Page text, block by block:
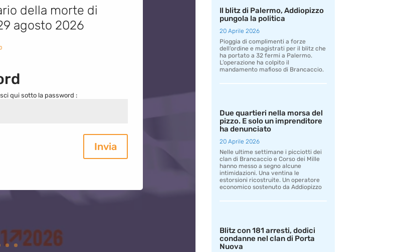
della morte di
agosto 2026
qui sotto la password :
Invia
Il blitz di Palermo, Addiopizzo
pungola la politica
20 Aprile 2026
Pioggia di complimenti a forze
dell’ordine e magistrati per il blitz che
ha portato a 32 fermi a Palermo.
L’operazione ha colpito il
mandamento mafioso di Brancaccio.
Due quartieri nella morsa del
pizzo. E solo un imprenditore
ha denunciato
20 Aprile 2026
Nelle ultime settimane i picciotti dei
clan di Brancaccio e Corso dei Mille
hanno messo a segno alcune
intimidazioni. Una ventina le
estorsioni ricostruite. Un operatore
economico sostenuto da Addiopizzo
Blitz con 181 arresti, dodici
condanne nel clan di Porta
Nuova